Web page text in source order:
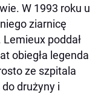
W 1993 roku u
ziarnicę
poddał
obiegła legenda
ze szpitala
do drużyny i